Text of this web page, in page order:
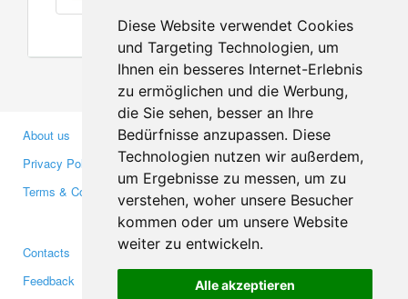
Diese Website verwendet Cookies
und Targeting Technologien, um
Ihnen ein besseres Internet-Erlebnis
zu ermöglichen und die Werbung,
die Sie sehen, besser an Ihre
Bedürfnisse anzupassen. Diese
Technologien nutzen wir außerdem,
um Ergebnisse zu messen, um zu
verstehen, woher unsere Besucher
kommen oder um unsere Website
weiter zu entwickeln.
Alle akzeptieren
About us
Privacy Policy
Terms & Conditions
Business Partners
Investors
Media
Contacts
Feedback
Facebook
Twitter